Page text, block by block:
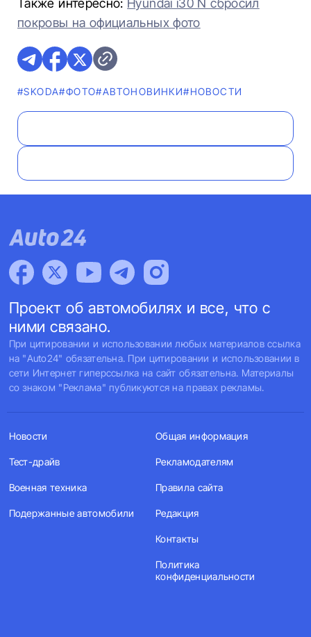
Также интересно: Hyundai i30 N сбросил
покровы на официальных фото
#SKODA#ФОТО#AВТОНОВИНКИ#НОВОСТИ
Проект об автомобилях и все, что с
ними связано.
При цитировании и использовании любых материалов ссылка
на "Auto24" обязательна. При цитировании и использовании в
сети Интернет гиперссылка на сайт обязательна. Материалы
со знаком "Реклама" публикуются на правах рекламы.
Новости
Тест-драйв
Военная техника
Подержанные автомобили
Общая информация
Рекламодателям
Правила сайта
Редакция
Контакты
Политика
конфиденциальности